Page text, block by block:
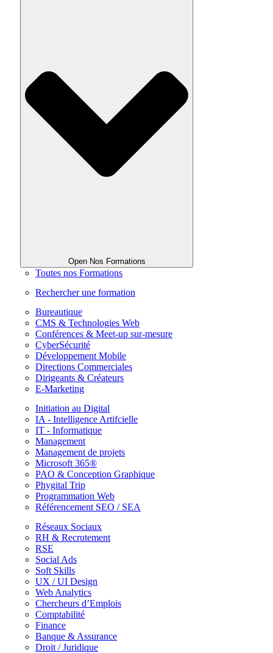
Open Nos Formations
Toutes nos Formations
Rechercher une formation
Bureautique
CMS & Technologies Web
Conférences & Meet-up sur-mesure
CyberSécurité
Développement Mobile
Directions Commerciales
Dirigeants & Créateurs
E-Marketing
Initiation au Digital
IA - Intelligence Artifcielle
IT - Informatique
Management
Management de projets
Microsoft 365®
PAO & Conception Graphique
Phygital Trip
Programmation Web
Référencement SEO / SEA
Réseaux Sociaux
RH & Recrutement
RSE
Social Ads
Soft Skills
UX / UI Design
Web Analytics
Chercheurs d’Emplois
Comptabilité
Finance
Banque & Assurance
Droit / Juridique